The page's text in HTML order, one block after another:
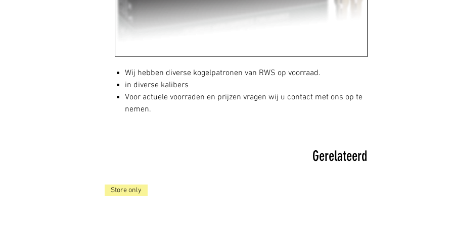
Wij hebben diverse kogelpatronen van RWS op voorraad.
in diverse kalibers
Voor actuele voorraden en prijzen vragen wij u contact met ons op te
nemen.
Gerelateerd
Store only